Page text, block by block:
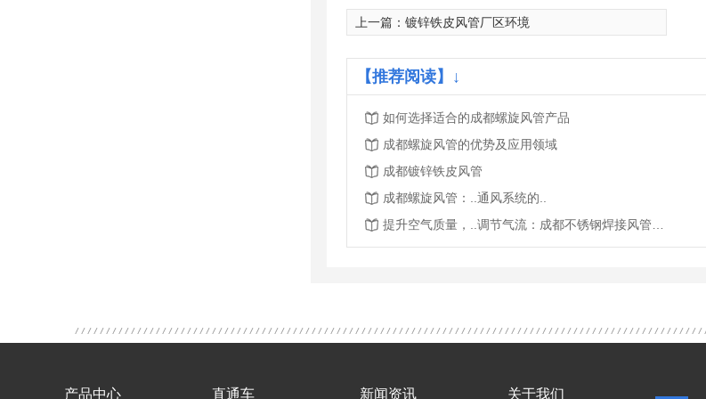
上一篇： 镀锌铁皮风管厂区环境
【推荐阅读】↓
如何选择适合的成都螺旋风管产品
成都螺旋风管的优势及应用领域
成都镀锌铁皮风管
成都螺旋风管：..通风系统的..
产品中心 直通车 新闻资讯 关于我们